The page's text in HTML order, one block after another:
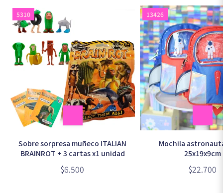
5310
Sobre sorpresa muñeco ITALIAN
BRAINROT + 3 cartas x1 unidad
$6.500
13426
Mochila
25x19x9cm
$22.700